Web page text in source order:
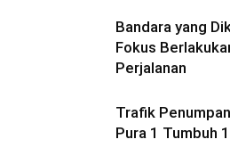
Bandara yang
Fokus
Perjalanan
Trafik
Pura 1 Tumbuh